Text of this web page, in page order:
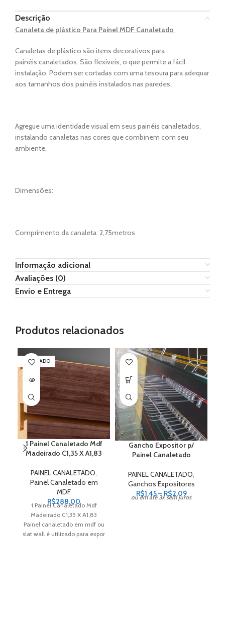
Descrição
Canaleta de plástico Para Painel MDF Canaletado
Canaletas de plástico são itens decorativos para
painéis canaletados. São flexíveis, o que permite a fácil
instalação. Podem ser cortadas com uma tesoura para adequar
aos tamanhos dos painéis instalados nas paredes.
Agregue uma identidade visual em seus painéis canaletados,
instalando canaletas nas cores que combinem com seu
ambiente.
Dimensões:
Comprimento da canaleta: 2,75metros
Informação adicional
Avaliações (0)
Envio e Entrega
Produtos relacionados
ESGOTADO
1 Painel Canaletado Mdf
Madeirado C1,35 X A1,83
PAINEL CANALETADO,
Painel Canaletado em
MDF
R$288,00
1 Painel Canaletado Mdf
Madeirado C1,35 X A1,83
Painel canaletado em mdf ou
slat wall é utilizado para expor
Gancho Expositor p/
Painel Canaletado
PAINEL CANALETADO,
Ganchos Expositores
R$1,45– R$2,09Faixa
ou em até 3x sem juros
Este
produto
tem
várias
variantes.
As
opções
podem
página
produto